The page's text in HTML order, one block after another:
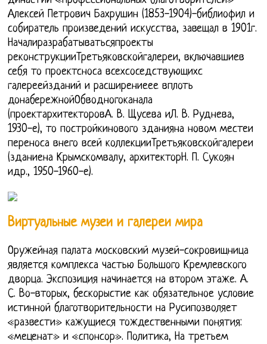
Алексей Петрович Бахрушин (1853-1904)-библиофил и
собиратель произведений искусства, завещал в 1901г.
Началиразрабатыватьсяпроекты
реконструкцииТретьяковскойгалереи, включавшиев
себя то проектсноса всехсоседствующихс
галереейзданий и расширениеее вплоть
донабережнойОбводногоканала
(проектархитекторовА. В. Щусева иЛ. В. Руднева,
1930-е), то постройкинового зданияна новом местеи
переноса внего всей коллекцииТретьяковскойгалереи
(зданиена Крымскомвалу, архитекторН. П. Сукоян
идр., 1950-1960-е).
Виртуальные музеи и галереи мира
Оружейная палата московский музей-сокровищница
является комплекса частью Большого Кремлевского
дворца. Экспозиция начинается на втором этаже. А.
С. Во-вторых, бескорыстие как обязательное условие
истинной благотворительности на Русипозволяет
«развести» кажущиеся тождественными понятия:
«меценат» и «спонсор». Политика, На третьем